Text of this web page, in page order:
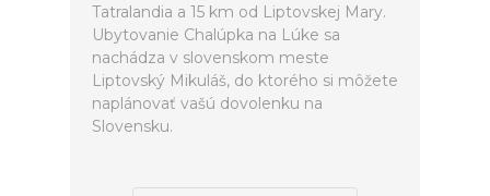
Tatralandia a 15 km od Liptovskej Mary.
Ubytovanie Chalúpka na Lúke sa
nachádza v slovenskom meste
Liptovský Mikuláš, do ktorého si môžete
naplánovať vašú dovolenku na
Slovensku.